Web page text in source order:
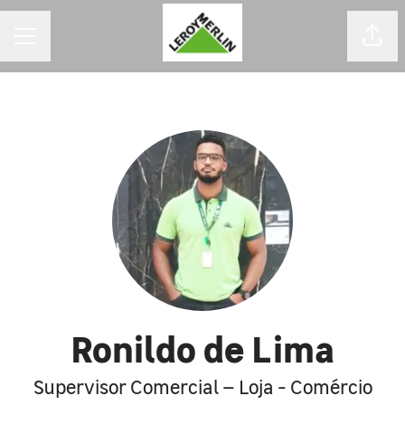
Ronildo de Lima
Supervisor Comercial – Loja - Comércio